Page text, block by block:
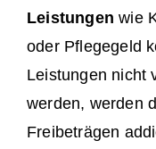
Leistungen wie
oder Pflegegeld
Leistungen nicht
werden, werden
Freibeträgen